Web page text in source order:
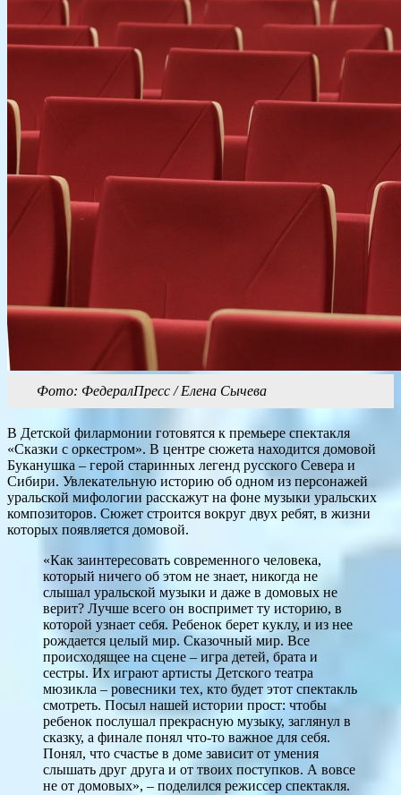
Фото: ФедералПресс / Елена Сычева
В Детской филармонии готовятся к премьере спектакля
«Сказки с оркестром». В центре сюжета находится домовой
Буканушка – герой старинных легенд русского Севера и
Сибири. Увлекательную историю об одном из персонажей
уральской мифологии расскажут на фоне музыки уральских
композиторов. Сюжет строится вокруг двух ребят, в жизни
которых появляется домовой.
«Как заинтересовать современного человека,
который ничего об этом не знает, никогда не
слышал уральской музыки и даже в домовых не
верит? Лучше всего он воспримет ту историю, в
которой узнает себя. Ребенок берет куклу, и из нее
рождается целый мир. Сказочный мир. Все
происходящее на сцене – игра детей, брата и
сестры. Их играют артисты Детского театра
мюзикла – ровесники тех, кто будет этот спектакль
смотреть. Посыл нашей истории прост: чтобы
ребенок послушал прекрасную музыку, заглянул в
сказку, а финале понял что-то важное для себя.
Понял, что счастье в доме зависит от умения
слышать друг друга и от твоих поступков. А вовсе
не от домовых», – поделился режиссер спектакля.